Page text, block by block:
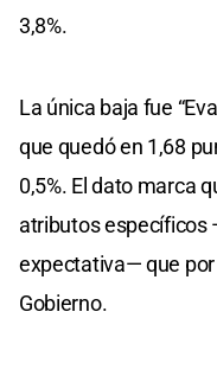
3,8%.
La única baja fue
que quedó en 1,68
0,5%. El dato marca
atributos específicos
expectativa— que
Gobierno.